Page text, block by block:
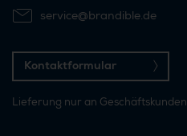
service@brandible.de
Kontaktformular
Lieferung nur an Geschäftskunden